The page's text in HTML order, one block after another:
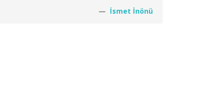
İsmet İnönü